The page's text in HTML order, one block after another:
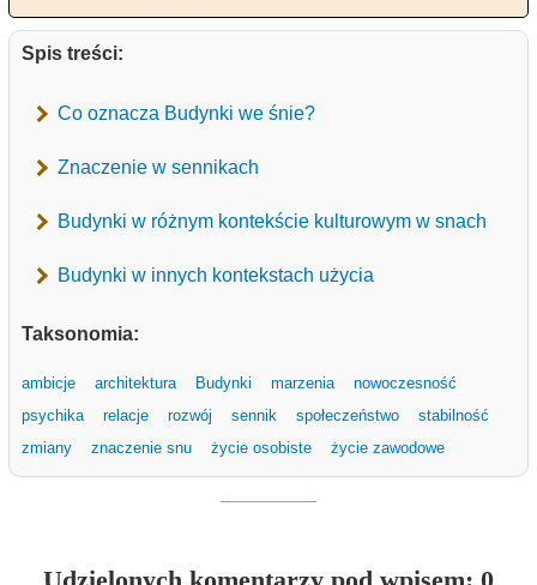
Spis treści:
Co oznacza Budynki we śnie?
Znaczenie w sennikach
Budynki w różnym kontekście kulturowym w snach
Budynki w innych kontekstach użycia
Taksonomia:
ambicje architektura Budynki marzenia
nowoczesność
psychika
relacje rozwój sennik społeczeństwo
stabilność
zmiany
znaczenie snu życie osobiste życie zawodowe